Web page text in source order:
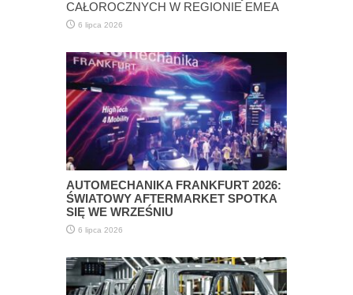
CAŁOROCZNYCH W REGIONIE EMEA
6 lipca 2026
AUTOMECHANIKA FRANKFURT 2026:
ŚWIATOWY AFTERMARKET SPOTKA
SIĘ WE WRZEŚNIU
6 lipca 2026